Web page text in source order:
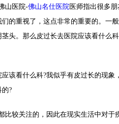
山医院-佛山名仕医院 医师指出很多
的重视了，这点非常的重要的。一
头。那么皮过长去医院应该看什么
看什么科?我似乎有皮过长的现象
的?
较关注的，因此在现实生活中对于